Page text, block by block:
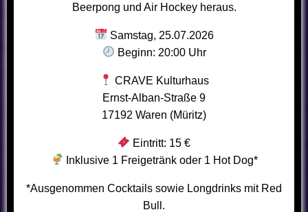
Beerpong und Air Hockey heraus.
Samstag, 25.07.2026
Beginn: 20:00 Uhr
CRAVE Kulturhaus
Ernst-Alban-Straße 9
17192 Waren (Müritz)
Eintritt: 15 €
Inklusive 1 Freigetränk oder 1 Hot Dog*
*Ausgenommen Cocktails sowie Longdrinks mit Red
Bull.